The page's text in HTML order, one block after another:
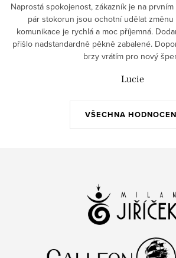
VŠECHNA
Naprostá spokojenost, zákazník je na
pár stokorun jsou ochotní udělat změnu
komunikace je rychlá a moc příjemná.
přišlo nadstandardně pěkně zabalené.
brzy vrátím pro nový
Lucie